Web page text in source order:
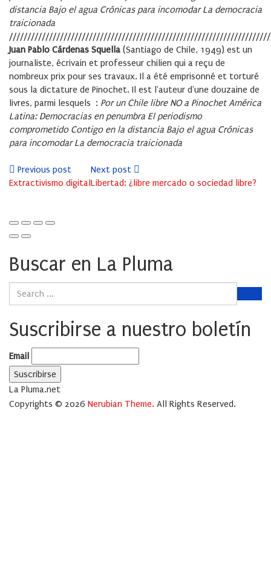
distancia Bajo el agua Crónicas para incomodar La democracia
traicionada
Juan Pablo Cárdenas Squella (Santiago de Chile, 1949) est un
journaliste, écrivain et professeur chilien qui a reçu de
nombreux prix pour ses travaux. Il a été emprisonné et torturé
sous la dictature de Pinochet. Il est l'auteur d'une douzaine de
livres, parmi lesquels : Por un Chile libre NO a Pinochet América
Latina: Democracias en penumbra El periodismo
comprometido Contigo en la distancia Bajo el agua Crónicas
para incomodar La democracia traicionada
Previous post
Extractivismo digital
Next post
Libertad: ¿libre mercado o sociedad libre?
Buscar en La Pluma
Suscribirse a nuestro boletín
Email
La Pluma.net
Copyrights © 2026 Nerubian Theme. All Rights Reserved.